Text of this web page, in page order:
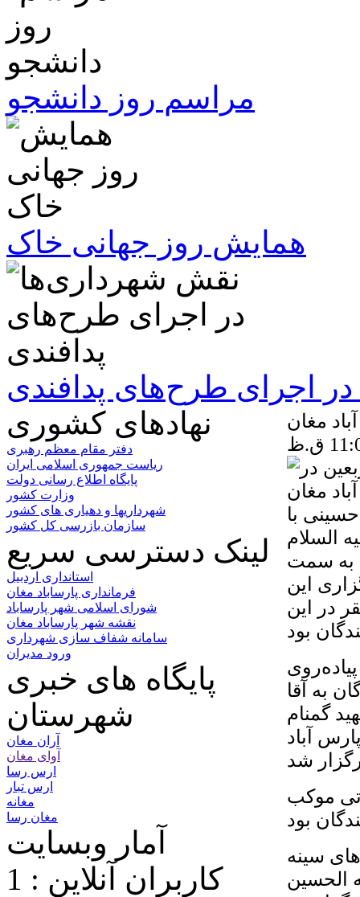
مراسم روز دانشجو
همایش روز جهانی خاک
اجرای طرح‌های پدافندی
مغان
با
السلام
به سمت
این
در این
به آقا
گمنام
آباد
موکب‌
سینه
الحسین
نهادهای کشوری
دفتر مقام معظم رهبری
ریاست جمهوری اسلامی ایران
پایگاه اطلاع رسانی دولت
وزارت کشور
شهرداریها و دهیاری های کشور
سازمان بازرسی کل کشور
لینک دسترسی سریع
استانداری اردبیل
فرمانداری پارساباد مغان
شورای اسلامی شهر پارساباد
نقشه شهر پارساباد مغان
سامانه شفاف سازی شهرداری
ورود مدیران
پایگاه های خبری
شهرستان
آران مغان
آوای مغان
ارس رسا
ارس تبار
مغانه
مغان رسا
آمار وبسایت
کاربران آنلاین : 1